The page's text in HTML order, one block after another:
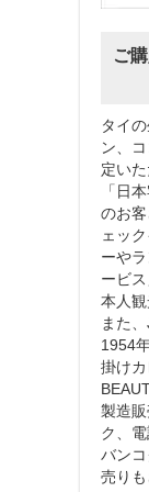
ご
タイ
ン、
定い
「日
のお
ェッ
ーや
ービ
本人観
また
1954
掛け
製造
ク、
バン
売りも